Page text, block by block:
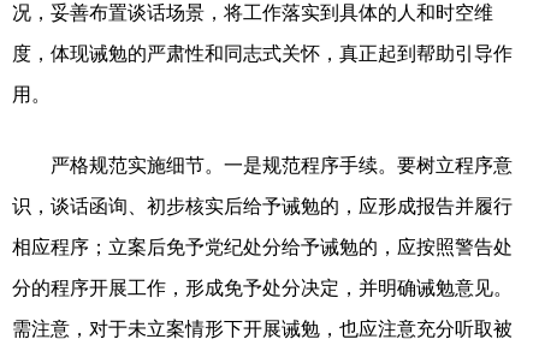
况，妥善布置谈话场景，将工作落实到具体的人和时空维
度，体现诫勉的严肃性和同志式关怀，真正起到帮助引导作
用。
严格规范实施细节。一是规范程序手续。要树立程序意
识，谈话函询、初步核实后给予诫勉的，应形成报告并履行
相应程序；立案后免予党纪处分给予诫勉的，应按照警告处
分的程序开展工作，形成免予处分决定，并明确诫勉意见。
需注意，对于未立案情形下开展诫勉，也应注意充分听取被